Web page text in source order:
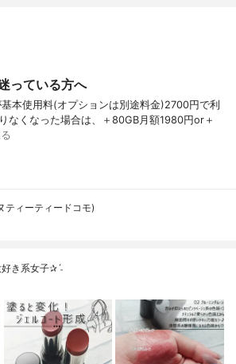
っている方へ
基本使用料(オプションは別途料金)2700円で利
なくなった場合は、＋80GB月額1980円or＋
ティーティードコモ)
き系女子✰ˊ˗